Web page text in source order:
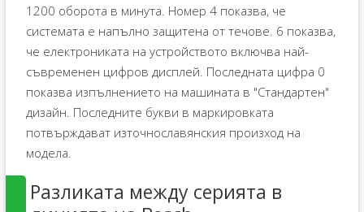
1200 оборота в минута. Номер 4 показва, че
системата е напълно защитена от течове. 6 показва,
че електрониката на устройството включва най-
съвременен цифров дисплей. Последната цифра 0
показва изпълнението на машината в "Стандартен"
дизайн. Последните букви в маркировката
потвърждават източнославянския произход на
модела.
Разликата между серията в